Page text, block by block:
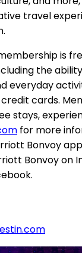
travel
is
the
everyday
cards.
stays,
for more
Bonvoy
Bonvoy on